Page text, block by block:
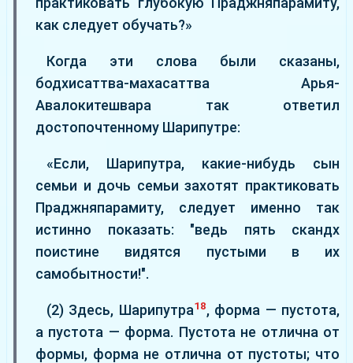
как следует обучать?»
Когда эти слова были сказаны,
бодхисаттва-махасаттва Арья-
Авалокитешвара так ответил
достопочтенному Шарипутре:
«Если, Шарипутра, какие-нибудь сын
семьи и дочь семьи захотят практиковать
Праджняпарамиту, следует именно так
истинно показать: "ведь пять скандх
поистине видятся пустыми в их
самобытности!".
(2) Здесь, Шарипутра18, форма — пустота,
а пустота — форма. Пустота не отлична от
формы, форма не отлична от пустоты; что